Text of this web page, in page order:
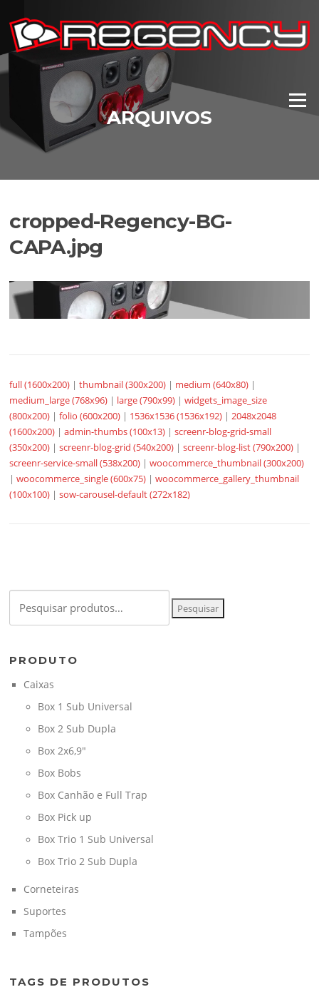
para
conteúdo
Menu
ARQUIVOS
cropped-Regency-BG-
CAPA.jpg
full (1600x200) |thumbnail (300x200) | medium (640x80) |
medium_large (768x96) | large (790x99) |widgets_image_size
(800x200) |folio (600x200) | 1536x1536 (1536x192) |2048x2048
(1600x200) |admin-thumbs (100x13) |screenr-blog-grid-small
(350x200) |screenr-blog-grid (540x200) |screenr-blog-list (790x200) |
screenr-service-small (538x200) |woocommerce_thumbnail (300x200)
|woocommerce_single (600x75) |woocommerce_gallery_thumbnail
(100x100) |sow-carousel-default (272x182)
por:
Pesquisar
PRODUTO
Caixas
Box 1 Sub Universal
Box 2 Sub Dupla
Box 2x6,9"
Box Bobs
Box Canhão e Full Trap
Box Pick up
Box Trio 1 Sub Universal
Box Trio 2 Sub Dupla
Corneteiras
Suportes
Tampões
TAGS DE PRODUTOS